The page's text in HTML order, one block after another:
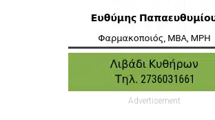
Advertisement